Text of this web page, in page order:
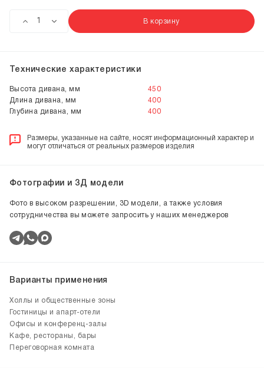
В корзину
Технические характеристики
Высота дивана, мм
450
Длина дивана, мм
400
Глубина дивана, мм
400
Размеры, указанные на сайте, носят информационный характер и
могут отличаться от реальных размеров изделия
Фотографии и 3Д модели
Фото в высоком разрешении, 3D модели, а также условия
сотрудничества вы можете запросить у наших менеджеров
Варианты применения
Холлы и общественные зоны
Гостиницы и апарт-отели
Офисы и конференц-залы
Кафе, рестораны, бары
Переговорная комната